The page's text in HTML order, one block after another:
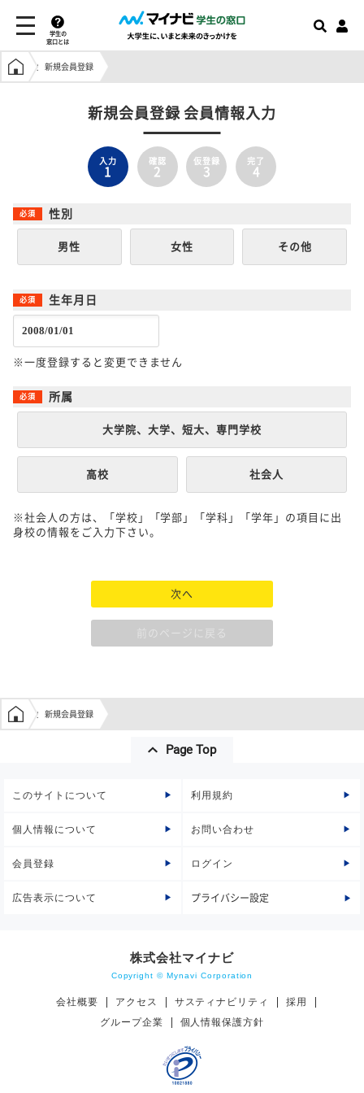
学生の
窓口とは
学生の窓口トップ
新規会員登録
新規会員登録 会員情報入力
入力
1
確認
2
仮登録
3
完了
4
性別
男性 女性 その他
生年月日
※一度登録すると変更できません
所属
大学院、大学、短大、専門学校
高校 社会人
※社会人の方は、「学校」「学部」「学科」「学年」の項目に出
身校の情報をご入力下さい。
次へ
前のページに戻る
学生の窓口トップ
新規会員登録
Page Top
このサイトについて 利用規約
個人情報について お問い合わせ
会員登録 ログイン
広告表示について プライバシー設定
株式会社マイナビ
Copyright © Mynavi Corporation
会社概要 アクセス サスティナビリティ
採用
グループ企業
個人情報保護方針